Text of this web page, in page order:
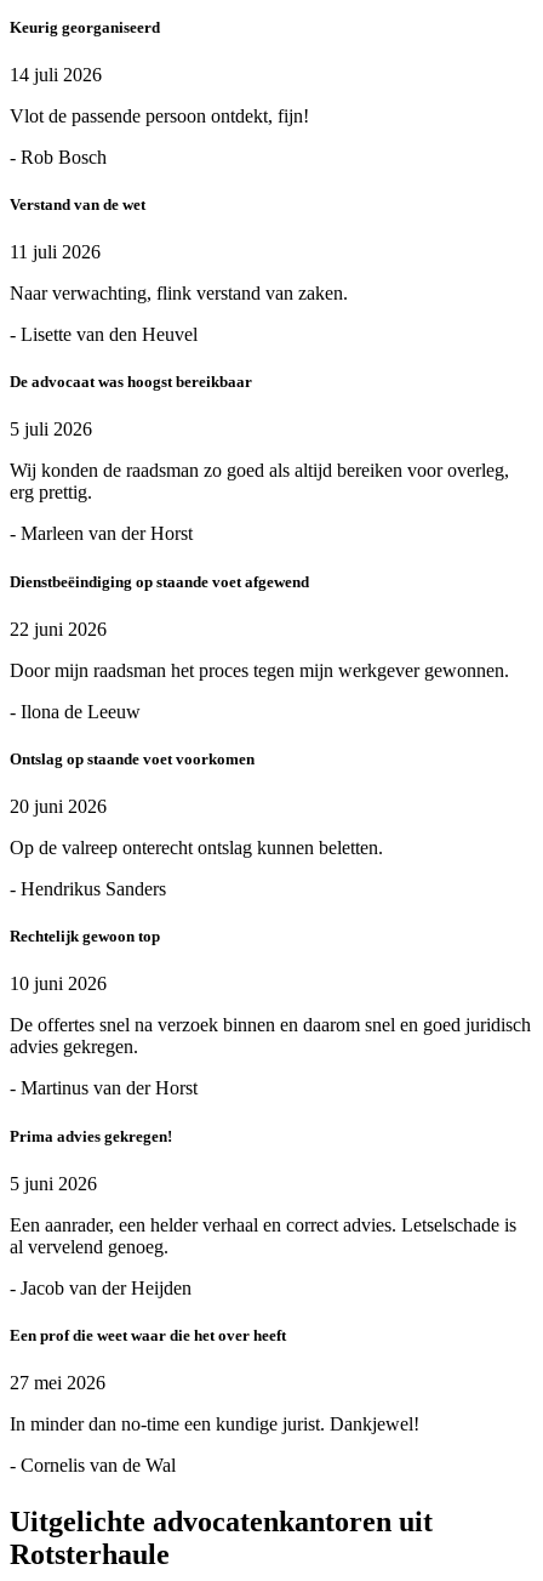
Keurig georganiseerd
14 juli 2026
Vlot de passende persoon ontdekt, fijn!
- Rob Bosch
Verstand van de wet
11 juli 2026
Naar verwachting, flink verstand van zaken.
- Lisette van den Heuvel
De advocaat was hoogst bereikbaar
5 juli 2026
Wij konden de raadsman zo goed als altijd bereiken voor overleg,
erg prettig.
- Marleen van der Horst
Dienstbeëindiging op staande voet afgewend
22 juni 2026
Door mijn raadsman het proces tegen mijn werkgever gewonnen.
- Ilona de Leeuw
Ontslag op staande voet voorkomen
20 juni 2026
Op de valreep onterecht ontslag kunnen beletten.
- Hendrikus Sanders
Rechtelijk gewoon top
10 juni 2026
De offertes snel na verzoek binnen en daarom snel en goed juridisch
advies gekregen.
- Martinus van der Horst
Prima advies gekregen!
5 juni 2026
Een aanrader, een helder verhaal en correct advies. Letselschade is
al vervelend genoeg.
- Jacob van der Heijden
Een prof die weet waar die het over heeft
27 mei 2026
In minder dan no-time een kundige jurist. Dankjewel!
- Cornelis van de Wal
Uitgelichte advocatenkantoren uit
Rotsterhaule